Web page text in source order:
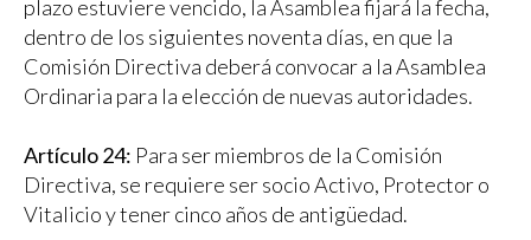
plazo estuviere vencido, la Asamblea fijará la fecha,
dentro de los siguientes noventa días, en que la
Comisión Directiva deberá convocar a la Asamblea
Ordinaria para la elección de nuevas autoridades.
Artículo 24: Para ser miembros de la Comisión
Directiva, se requiere ser socio Activo, Protector o
Vitalicio y tener cinco años de antigüedad.